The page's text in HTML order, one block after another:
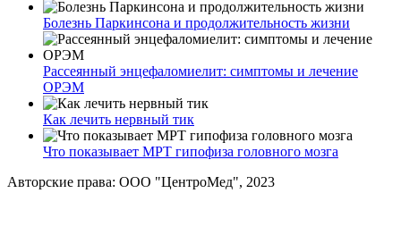
Болезнь Паркинсона и продолжительность жизни
Рассеянный энцефаломиелит: симптомы и лечение
ОРЭМ
Как лечить нервный тик
Что показывает МРТ гипофиза головного мозга
Авторские права: ООО "ЦентроМед", 2023